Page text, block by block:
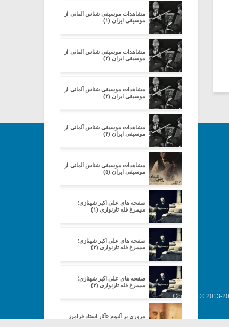
مشاهدات موسیقی شناس آلمانی از
موسیقی ایران (۱)
مشاهدات موسیقی شناس آلمانی از
موسیقی ایران (۲)
مشاهدات موسیقی شناس آلمانی از
موسیقی ایران (۳)
مشاهدات موسیقی شناس آلمانی از
موسیقی ایران (۴)
مشاهدات موسیقی شناس آلمانی از
موسیقی ایران (۵)
صفحه های علی اکبر شهنازی؛
سیمرغ قله تارنوازی (۱)
صفحه های علی اکبر شهنازی؛
سیمرغ قله تارنوازی (۲)
صفحه های علی اکبر شهنازی؛
سیمرغ قله تارنوازی (۳)
مروری بر آلبوم «آثار استاد فرامرز
Copyright© 2013-